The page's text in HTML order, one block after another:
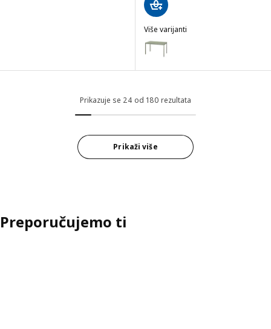
Više varijanti
VIHALS
Mogućnost: VIHALS, Produljivi
Prikazuje se 24 od 180 rezultata
Prikaži više
Preporučujemo ti